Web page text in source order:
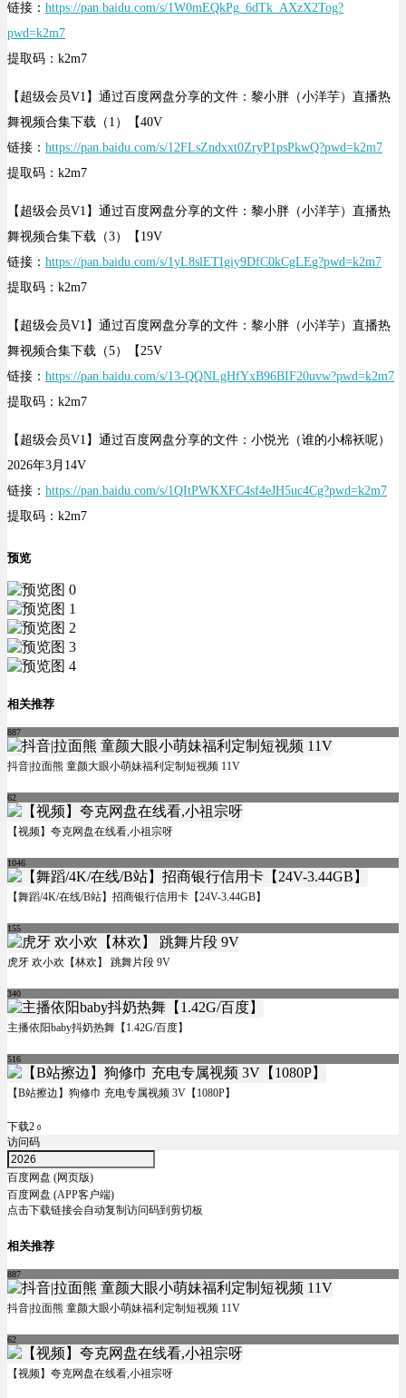
链接： https://pan.baidu.com/s/1W0mEQkPg_6dTk_AXzX2Tog?
pwd=k2m7
提取码：k2m7
【超级会员V1】通过百度网盘分享的文件：黎小胖（小洋芋）直播热
舞视频合集下载（1）【40V
链接： https://pan.baidu.com/s/12FLsZndxxt0ZryP1psPkwQ?pwd=k2m7
提取码：k2m7
【超级会员V1】通过百度网盘分享的文件：黎小胖（小洋芋）直播热
舞视频合集下载（3）【19V
链接： https://pan.baidu.com/s/1yL8slETIgiy9DfC0kCgLEg?pwd=k2m7
提取码：k2m7
【超级会员V1】通过百度网盘分享的文件：黎小胖（小洋芋）直播热
舞视频合集下载（5）【25V
链接： https://pan.baidu.com/s/13-QQNLgHfYxB96BIF20uvw?pwd=k2m7
提取码：k2m7
【超级会员V1】通过百度网盘分享的文件：小悦光（谁的小棉袄呢）
2026年3月14V
链接： https://pan.baidu.com/s/1QItPWKXFC4sf4eJH5uc4Cg?pwd=k2m7
提取码：k2m7
预览
相关推荐
887
抖音|拉面熊 童颜大眼小萌妹福利定制短视频 11V
62
【视频】夸克网盘在线看,小祖宗呀
1046
【舞蹈/4K/在线/B站】招商银行信用卡【24V-3.44GB】
155
虎牙 欢小欢【林欢】 跳舞片段 9V
340
主播依阳baby抖奶热舞【1.42G/百度】
516
【B站擦边】狗修巾 充电专属视频 3V【1080P】
下载2 0
访问码
百度网盘 (网页版)
百度网盘 (APP客户端)
点击下载链接会自动复制访问码到剪切板
相关推荐
887
抖音|拉面熊 童颜大眼小萌妹福利定制短视频 11V
62
【视频】夸克网盘在线看,小祖宗呀